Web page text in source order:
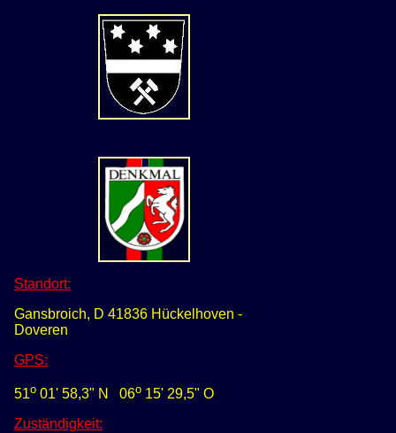
Standort:
Gansbroich, D 41836 Hückelhoven -
Doveren
GPS:
51o 01' 58,3" N 06o 15' 29,5" O
Zuständigkeit: